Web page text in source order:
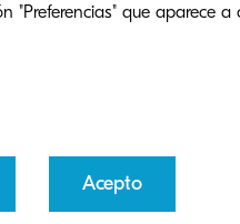
estás
como
asistencia para
"Preferencias" que aparece
Acepto